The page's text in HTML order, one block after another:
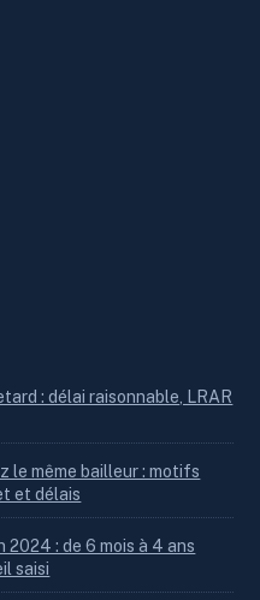
: délai raisonnable, LRAR
le même bailleur : motifs
et délais
2024 : de 6 mois à 4 ans
saisi